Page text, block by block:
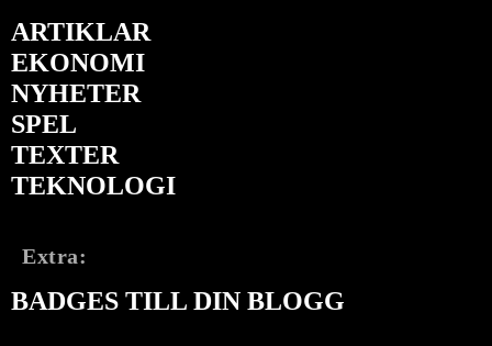
ARTIKLAR
EKONOMI
NYHETER
SPEL
TEXTER
TEKNOLOGI
Extra:
BADGES TILL DIN BLOGG